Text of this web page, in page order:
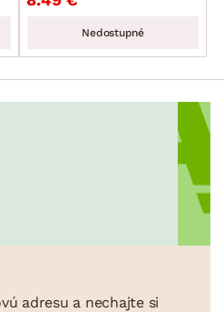
min.
Nedostupné
adresu a nechajte si